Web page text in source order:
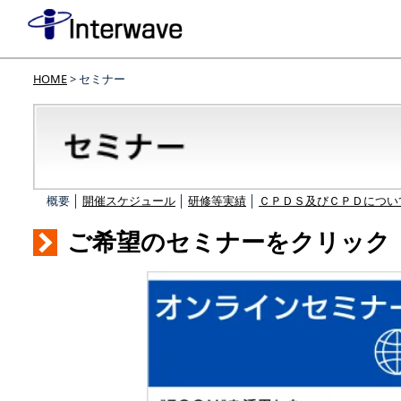
HOME> セミナー
概要 │ 開催スケジュール 研修等実績 ＣＰＤＳ及びＣＰＤにつ
ご希望のセミナーをクリック